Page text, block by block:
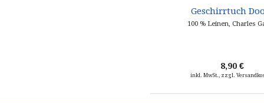
Geschirrtuch
100 % Leinen, Charles
8,90 €
inkl. MwSt., zzgl.